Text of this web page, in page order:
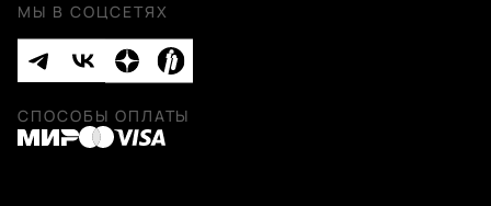
МЫ В СОЦСЕТЯХ
СПОСОБЫ ОПЛАТЫ